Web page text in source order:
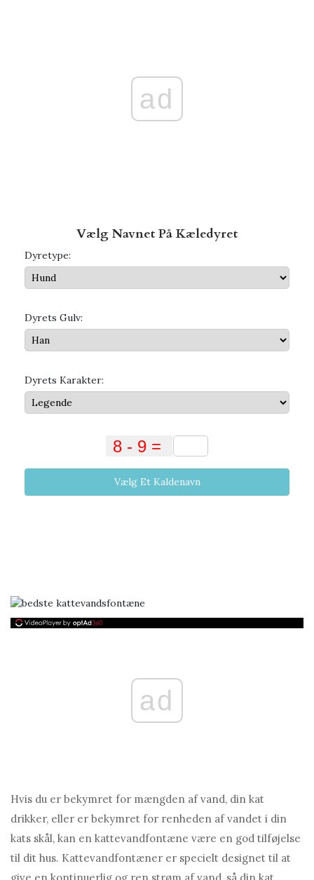
ad
Vælg Navnet På Kæledyret
Dyretype:
Dyrets Gulv:
Dyrets Karakter:
Vælg Et Kaldenavn
ad
Hvis du er bekymret for mængden af ​​vand, din kat
drikker, eller er bekymret for renheden af ​​vandet i din
kats skål, kan en kattevandfontæne være en god tilføjelse
til dit hus. Kattevandfontæner er specielt designet til at